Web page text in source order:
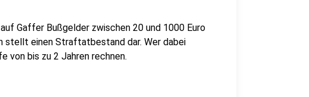
Gaffer Bußgelder zwischen 20 und 1000 Euro
stellt einen Straftatbestand dar. Wer dabei
von bis zu 2 Jahren rechnen.